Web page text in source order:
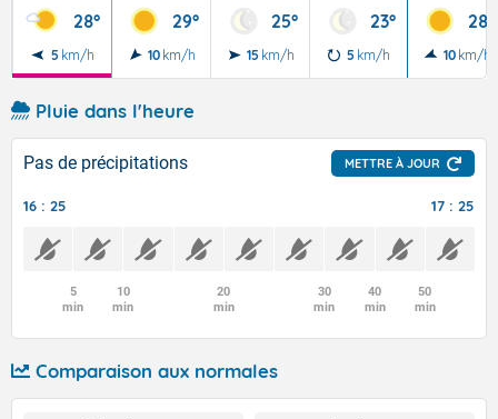
28°
5 km/h
29°
10 km/h
25°
15 km/h
23°
5 km/h
28°
10 km/h
Pluie dans l'heure
Pas de précipitations METTRE À JOUR
16 : 25 17 : 25
5
min
10
min
20
min
30
min
40
min
50
min
Comparaison aux normales